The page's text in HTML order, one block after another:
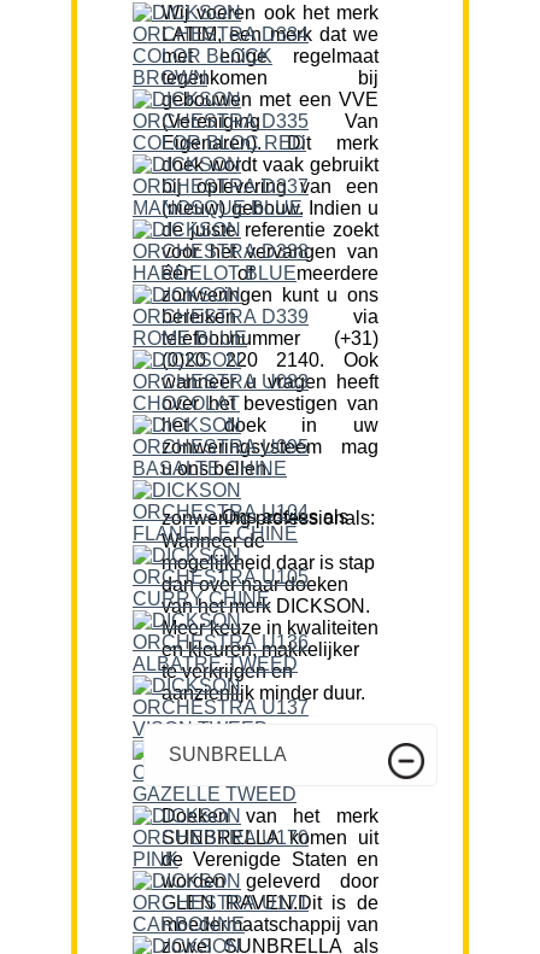
Wij voeren ook het merk
LATIM, een merk dat we
met enige regelmaat
tegenkomen bij
gebouwen met een VVE
(Vereniging Van
Eigenaren). Dit merk
doek wordt vaak gebruikt
bij oplevering van een
(nieuw) gebouw. Indien u
de juiste referentie zoekt
voor het vervangen van
één of meerdere
zonweringen kunt u ons
bereiken via
telefoonnummer (+31)
(0)20 220 2140. Ook
wanneer u vragen heeft
over het bevestigen van
het doek in uw
zonweringsysteem mag
u ons bellen.
Ons advies als zonwering professionals:
Wanneer de
mogelijkheid daar is stap
dan over naar doeken
van het merk DICKSON.
Meer keuze in kwaliteiten
en kleuren, makkelijker
te verkrijgen en
aanzienlijk minder duur.
SUNBRELLA
Doeken van het merk
SUNBRELLA komen uit
de Verenigde Staten en
worden geleverd door
GLEN RAVEN.Dit is de
moedermaatschappij van
zowel SUNBRELLA als